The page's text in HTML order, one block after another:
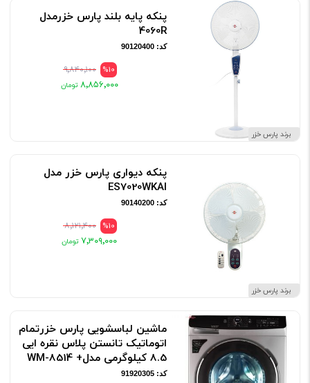
باشد. تولیدات این شرکت از سال ۱۳۴۷ تا ۱۳۶۱ با برند پارس توشیبا و از
جهانی عرضه می شوند.
برند پارس خزر
پنکه پایه بلند پارس خزرمدل
4060R
کد: 90120400
%10 ۹٬۸۴۰٬۱۰۰
۸٬۸۵۶٬۰۰۰
برند پارس خزر
پنکه دیواری پارس خزر مدل
ES7020WKAI
کد: 90140200
%10 ۸٬۱۲۱٬۴۰۰
۷٬۳۰۹٬۰۰۰
ماشین لباسشویی پارس خزرتمام
اتوماتیک تانستن پلاس نقره ایی
8.5 کیلوگرمی مدل+ WM-8514
کد: 91920305